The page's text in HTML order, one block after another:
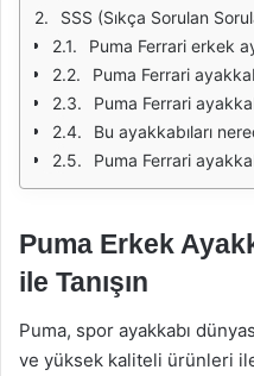
SSS (Sıkça Sorulan
Puma Ferrari erkek
Puma Ferrari
Puma Ferrari
Bu ayakkabıları
Puma Ferrari
Puma Erkek
ile Tanışın
Puma, spor ayakkabı
ve yüksek kaliteli ürünleri